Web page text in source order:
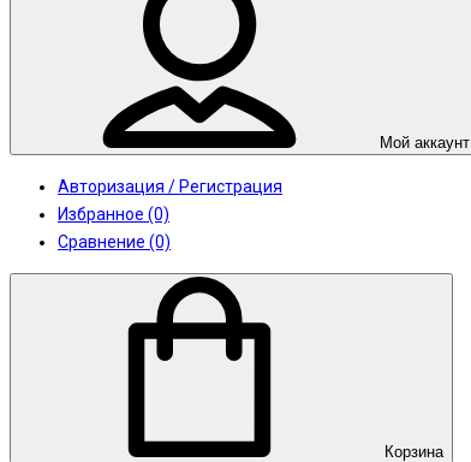
Мой аккаунт
Авторизация / Регистрация
Избранное (0)
Сравнение (0)
Корзина